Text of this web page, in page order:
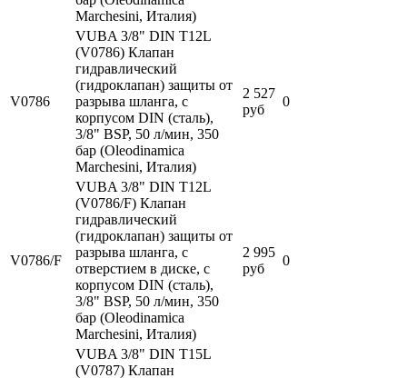
Marchesini, Италия)
V0786
VUBA 3/8" DIN T12L
(V0786) Клапан
гидравлический
(гидроклапан) защиты от
разрыва шланга, с
корпусом DIN (сталь),
3/8" BSP, 50 л/мин, 350
бар (Oleodinamica
Marchesini, Италия)
2 527
руб
0
V0786/F
VUBA 3/8" DIN T12L
(V0786/F) Клапан
гидравлический
(гидроклапан) защиты от
разрыва шланга, с
отверстием в диске, с
корпусом DIN (сталь),
3/8" BSP, 50 л/мин, 350
бар (Oleodinamica
Marchesini, Италия)
2 995
руб
0
VUBA 3/8" DIN T15L
(V0787) Клапан